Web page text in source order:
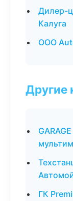
Дилер-
Калуга
ООО
Другие
ГК